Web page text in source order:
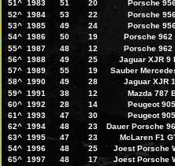
51^ 1983 51 20
Porsche
52^ 1984 53 22
Porsche
53^ 1985 49 24
Porsche
54^ 1986 50 19
Porsche 962
55^ 1987 48 12
Porsche 962
56^ 1988 49 25
Jaguar XJR 9
57^ 1989 55 19
Sauber
58^ 1990 49 28
Jaguar XJR
59^ 1991 38 12
Mazda 787
60^ 1992 28 14
Peugeot 905
61^ 1993 47 30
Peugeot 905
62^ 1994 48 23
Dauer Porsche
63^ 1995 47 23
McLaren F1
54^ 1996 48 25
Joest Porsche
65^ 1997 48 17
Joest Porsche